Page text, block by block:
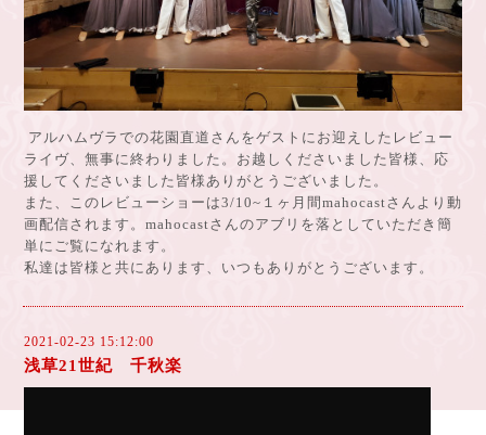
アルハムヴラでの花園直道さんをゲストにお迎えしたレビュー
ライヴ、無事に終わりました。お越しくださいました皆様、応
援してくださいました皆様ありがとうございました。
また、このレビューショーは3/10~１ヶ月間mahocastさんより動
画配信されます。mahocastさんのアブリを落としていただき簡
単にご覧になれます。
私達は皆様と共にあります、いつもありがとうございます。
2021-02-23 15:12:00
浅草21世紀 千秋楽